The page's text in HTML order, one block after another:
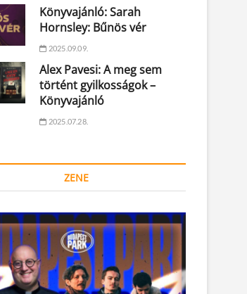
Könyvajánló: Sarah
Hornsley: Bűnös vér
2025.09.09.
Alex Pavesi: A meg sem
történt gyilkosságok –
Könyvajánló
2025.07.28.
ZENE